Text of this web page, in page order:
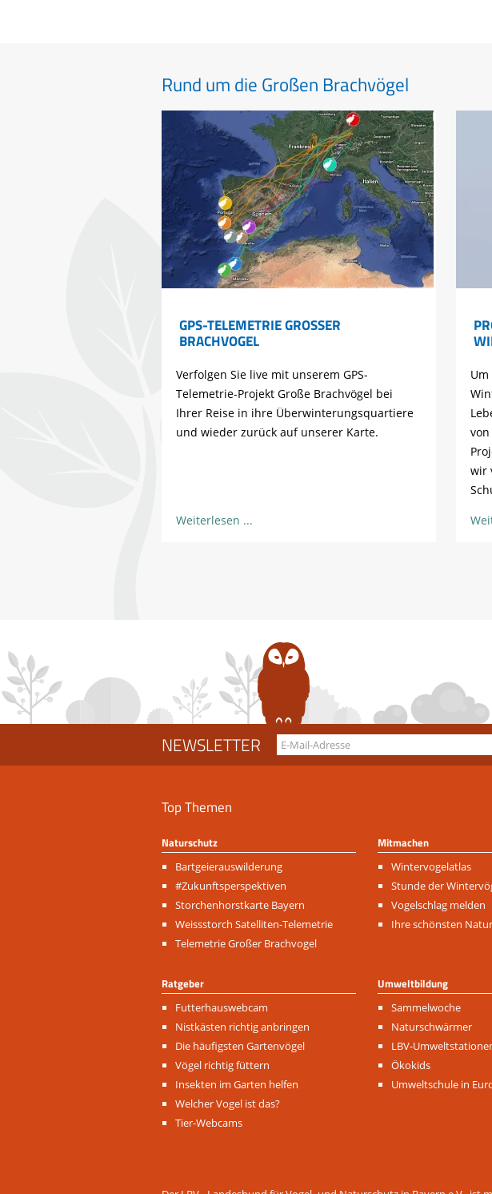
Rund um die Großen Brachvögel
GPS-TELEMETRIE GROSSER B
RACHVOGEL
Verfolgen Sie live mit unserem GPS-
Telemetrie-Projekt Große Brachvögel bei
Ihrer Reise in ihre Überwinterungsquartiere
und wieder zurück auf unserer Karte.
Weiterlesen
wir
NEWSLETTER
Top Themen
Naturschutz
Navigation
überspringen
Bartgeierauswilderung
#Zukunftsperspektiven
Storchenhorstkarte Bayern
Weissstorch Satelliten-Telemetrie
Telemetrie Großer Brachvogel
Mitmachen
Navigation
überspringen
Wintervogelatlas
Stunde der
Vogelschlag melden
Ihre schönsten
Ratgeber
Navigation
überspringen
Futterhauswebcam
Nistkästen richtig anbringen
Die häufigsten Gartenvögel
Vögel richtig füttern
Insekten im Garten helfen
Welcher Vogel ist das?
Tier-Webcams
Umweltbildung
Navigation
überspringen
Sammelwoche
Naturschwärmer
LBV-
Ökokids
Umweltschule in